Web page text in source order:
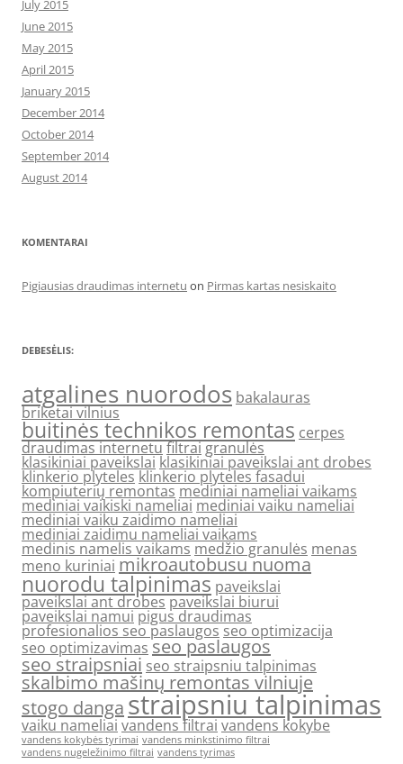
July 2015
June 2015
May 2015
April 2015
January 2015
December 2014
October 2014
September 2014
August 2014
KOMENTARAI
Pigiausias draudimas internetu on Pirmas kartas nesiskaito
DEBESĖLIS:
atgalines nuorodos bakalauras
briketai vilnius
buitinės technikos remontas cerpes
draudimas internetufiltraigranulės
klasikiniai paveikslai klasikiniai paveikslai ant drobes
klinkerio plyteles klinkerio plyteles fasadui
kompiuterių remontas mediniai nameliai vaikams
mediniai vaikiski nameliai mediniai vaiku nameliai
mediniai vaiku zaidimo nameliai
mediniai zaidimu nameliai vaikams
medinis namelis vaikams medžio granulės menas
meno kuriniai mikroautobusu nuoma
nuorodu talpinimas paveikslai
paveikslai ant drobespaveikslai biurui
paveikslai namui pigus draudimas
profesionalios seo paslaugos seo optimizacija
seo optimizavimas seo paslaugos
seo straipsniai seo straipsniu talpinimas
skalbimo mašinų remontas vilniuje
stogo danga straipsniu talpinimas
vaiku nameliai vandens filtrai vandens kokybe
vandens kokybės tyrimai vandens minkstinimo filtrai
vandens nugeležinimo filtrai vandens tyrimas